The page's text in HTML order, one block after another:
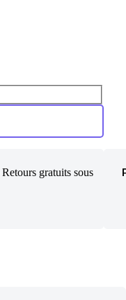
Retours gratuits sous